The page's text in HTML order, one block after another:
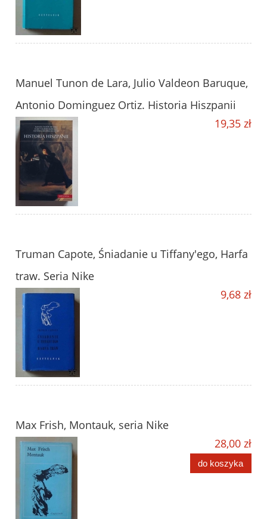
Manuel Tunon de Lara, Julio Valdeon Baruque,
Antonio Dominguez Ortiz. Historia Hiszpanii
19,35 zł
Truman Capote, Śniadanie u Tiffany'ego, Harfa
traw. Seria Nike
9,68 zł
Max Frish, Montauk, seria Nike
28,00 zł
do koszyka